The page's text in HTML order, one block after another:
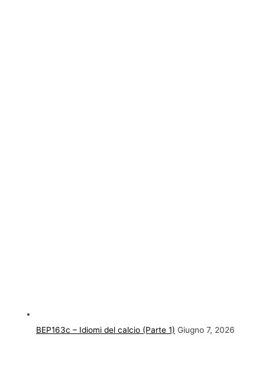
BEP163c – Idiomi del calcio (Parte 1) Giugno 7, 2026